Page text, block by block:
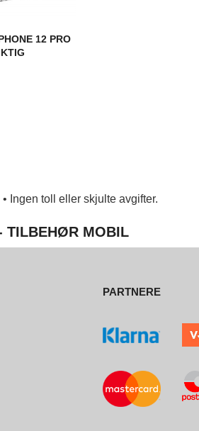
12 PRO
Ingen toll eller skjulte avgifter.
TILBEHØR MOBIL
PARTNERE